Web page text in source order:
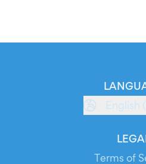
English
Terms of